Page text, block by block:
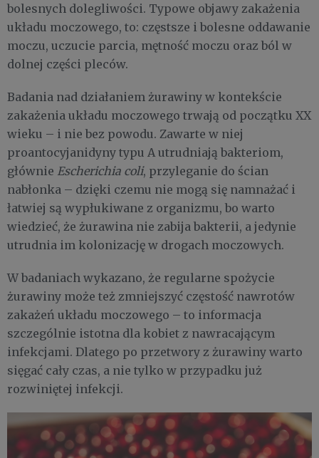
bolesnych dolegliwości. Typowe objawy zakażenia
układu moczowego, to: częstsze i bolesne oddawanie
moczu, uczucie parcia, mętność moczu oraz ból w
dolnej części pleców.
Badania nad działaniem żurawiny w kontekście
zakażenia układu moczowego trwają od początku XX
wieku – i nie bez powodu. Zawarte w niej
proantocyjanidyny typu A utrudniają bakteriom,
głównie Escherichia coli, przyleganie do ścian
nabłonka – dzięki czemu nie mogą się namnażać i
łatwiej są wypłukiwane z organizmu, bo warto
wiedzieć, że żurawina nie zabija bakterii, a jedynie
utrudnia im kolonizację w drogach moczowych.
W badaniach wykazano, że regularne spożycie
żurawiny może też zmniejszyć częstość nawrotów
zakażeń układu moczowego – to informacja
szczególnie istotna dla kobiet z nawracającym
infekcjami. Dlatego po przetwory z żurawiny warto
sięgać cały czas, a nie tylko w przypadku już
rozwiniętej infekcji.